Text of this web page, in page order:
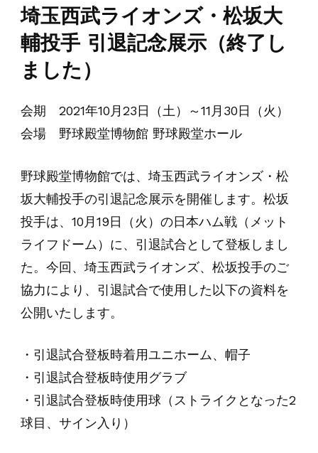
埼玉西武ライオンズ・松坂大
輔投手 引退記念展示（終了し
ました）
会期 2021年10月23日（土）～11月30日（火）
会場 野球殿堂博物館 野球殿堂ホール
野球殿堂博物館では、埼玉西武ライオンズ・松
坂大輔投手の引退記念展示を開催します。松坂
投手は、10月19日（火）の日本ハム戦（メット
ライフドーム）に、引退試合として登板しまし
た。今回、埼玉西武ライオンズ、松坂投手のご
協力により、引退試合で使用した以下の資料を
公開いたします。
・引退試合登板時着用ユニホーム、帽子
・引退試合登板時使用グラブ
・引退試合登板時使用球（ストライクとなった2
球目、サイン入り）